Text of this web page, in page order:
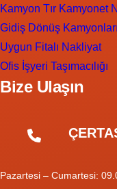
Kamyon Tır Kamyonet
Gidiş Dönüş Kamyonları
Uygun Fitalı Nakliyat
Ofis İşyeri Taşımacılığı
Bize Ulaşın
Pazartesi – Cumartesi: